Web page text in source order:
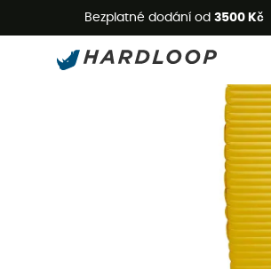
Bezplatné dodání od 3500 Kč